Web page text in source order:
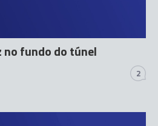
fundo do túnel
2